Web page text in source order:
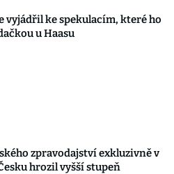
vyjádřil ke spekulacím, které ho
u Haasu
zpravodajství exkluzivně v
hrozil vyšší stupeň